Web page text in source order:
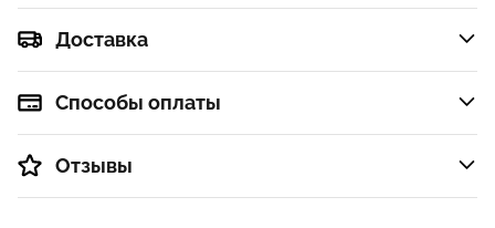
Доставка
Способы оплаты
Отзывы